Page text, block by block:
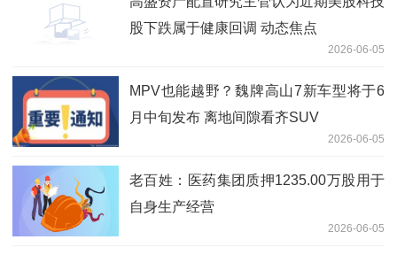
股下跌属于健康回调 动态焦点
2026-06-05
MPV也能越野？魏牌高山7新车型将于6
月中旬发布 离地间隙看齐SUV
2026-06-05
老百姓：医药集团质押1235.00万股用于
自身生产经营
2026-06-05